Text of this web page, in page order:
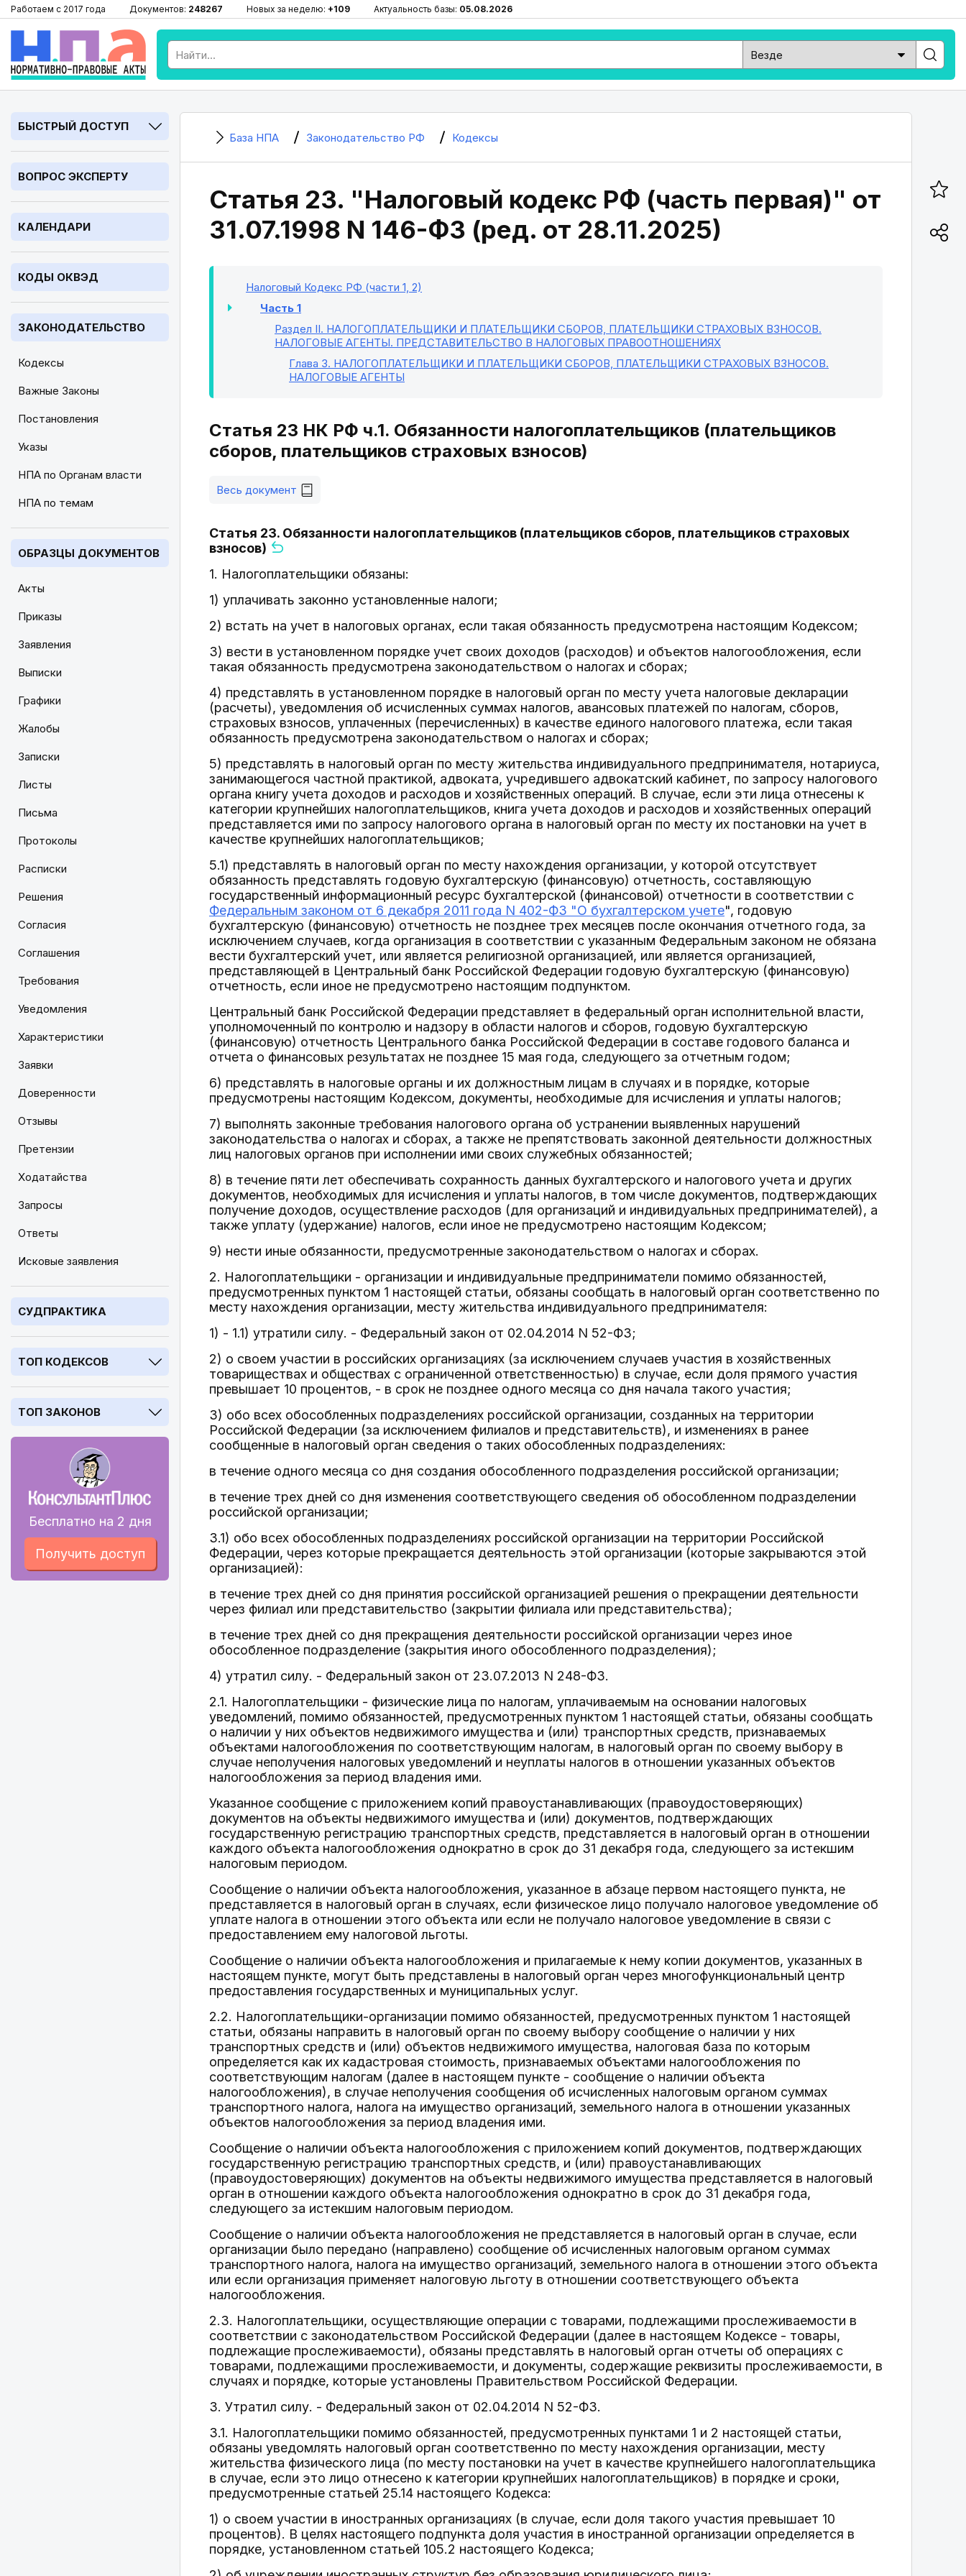
Работаем с 2017 года Документов: 248267 Новых за неделю: +109 Актуальность базы: 05.08.2026
БЫСТРЫЙ ДОСТУП
ВОПРОС ЭКСПЕРТУ
КАЛЕНДАРИ
КОДЫ ОКВЭД
ЗАКОНОДАТЕЛЬСТВО
Кодексы
Важные Законы
Постановления
Указы
НПА по Органам власти
НПА по темам
ОБРАЗЦЫ ДОКУМЕНТОВ
Акты
Приказы
Заявления
Выписки
Графики
Жалобы
Записки
Листы
Письма
Протоколы
Расписки
Решения
Согласия
Соглашения
Требования
Уведомления
Характеристики
Заявки
Доверенности
Отзывы
Претензии
Ходатайства
Запросы
Ответы
Исковые заявления
СУДПРАКТИКА
ТОП КОДЕКСОВ
ТОП ЗАКОНОВ
Бесплатно на 2 дня
Получить доступ
База НПА Законодательство РФ Кодексы
Статья 23. "Налоговый кодекс РФ (часть первая)" от
31.07.1998 N 146-ФЗ (ред. от 28.11.2025)
Налоговый Кодекс РФ (части 1, 2)
Часть 1
Раздел II. НАЛОГОПЛАТЕЛЬЩИКИ И ПЛАТЕЛЬЩИКИ СБОРОВ, ПЛАТЕЛЬЩИКИ СТРАХОВЫХ ВЗНОСОВ.
НАЛОГОВЫЕ АГЕНТЫ. ПРЕДСТАВИТЕЛЬСТВО В НАЛОГОВЫХ ПРАВООТНОШЕНИЯХ
Глава 3. НАЛОГОПЛАТЕЛЬЩИКИ И ПЛАТЕЛЬЩИКИ СБОРОВ, ПЛАТЕЛЬЩИКИ СТРАХОВЫХ ВЗНОСОВ.
НАЛОГОВЫЕ АГЕНТЫ
Статья 23 НК РФ ч.1. Обязанности налогоплательщиков (плательщиков
сборов, плательщиков страховых взносов)
Весь документ
Статья 23. Обязанности налогоплательщиков (плательщиков сборов, плательщиков страховых
взносов)
1. Налогоплательщики обязаны:
1) уплачивать законно установленные налоги;
2) встать на учет в налоговых органах, если такая обязанность предусмотрена настоящим Кодексом;
3) вести в установленном порядке учет своих доходов (расходов) и объектов налогообложения, если
такая обязанность предусмотрена законодательством о налогах и сборах;
4) представлять в установленном порядке в налоговый орган по месту учета налоговые декларации
(расчеты), уведомления об исчисленных суммах налогов, авансовых платежей по налогам, сборов,
страховых взносов, уплаченных (перечисленных) в качестве единого налогового платежа, если такая
обязанность предусмотрена законодательством о налогах и сборах;
5) представлять в налоговый орган по месту жительства индивидуального предпринимателя, нотариуса,
занимающегося частной практикой, адвоката, учредившего адвокатский кабинет, по запросу налогового
органа книгу учета доходов и расходов и хозяйственных операций. В случае, если эти лица отнесены к
категории крупнейших налогоплательщиков, книга учета доходов и расходов и хозяйственных операций
представляется ими по запросу налогового органа в налоговый орган по месту их постановки на учет в
качестве крупнейших налогоплательщиков;
5.1) представлять в налоговый орган по месту нахождения организации, у которой отсутствует
обязанность представлять годовую бухгалтерскую (финансовую) отчетность, составляющую
государственный информационный ресурс бухгалтерской (финансовой) отчетности в соответствии с
Федеральным законом от 6 декабря 2011 года N 402-ФЗ "О бухгалтерском учете", годовую
бухгалтерскую (финансовую) отчетность не позднее трех месяцев после окончания отчетного года, за
исключением случаев, когда организация в соответствии с указанным Федеральным законом не обязана
вести бухгалтерский учет, или является религиозной организацией, или является организацией,
представляющей в Центральный банк Российской Федерации годовую бухгалтерскую (финансовую)
отчетность, если иное не предусмотрено настоящим подпунктом.
Центральный банк Российской Федерации представляет в федеральный орган исполнительной власти,
уполномоченный по контролю и надзору в области налогов и сборов, годовую бухгалтерскую
(финансовую) отчетность Центрального банка Российской Федерации в составе годового баланса и
отчета о финансовых результатах не позднее 15 мая года, следующего за отчетным годом;
6) представлять в налоговые органы и их должностным лицам в случаях и в порядке, которые
предусмотрены настоящим Кодексом, документы, необходимые для исчисления и уплаты налогов;
7) выполнять законные требования налогового органа об устранении выявленных нарушений
законодательства о налогах и сборах, а также не препятствовать законной деятельности должностных
лиц налоговых органов при исполнении ими своих служебных обязанностей;
8) в течение пяти лет обеспечивать сохранность данных бухгалтерского и налогового учета и других
документов, необходимых для исчисления и уплаты налогов, в том числе документов, подтверждающих
получение доходов, осуществление расходов (для организаций и индивидуальных предпринимателей), а
также уплату (удержание) налогов, если иное не предусмотрено настоящим Кодексом;
9) нести иные обязанности, предусмотренные законодательством о налогах и сборах.
2. Налогоплательщики - организации и индивидуальные предприниматели помимо обязанностей,
предусмотренных пунктом 1 настоящей статьи, обязаны сообщать в налоговый орган соответственно по
месту нахождения организации, месту жительства индивидуального предпринимателя:
1) - 1.1) утратили силу. - Федеральный закон от 02.04.2014 N 52-ФЗ;
2) о своем участии в российских организациях (за исключением случаев участия в хозяйственных
товариществах и обществах с ограниченной ответственностью) в случае, если доля прямого участия
превышает 10 процентов, - в срок не позднее одного месяца со дня начала такого участия;
3) обо всех обособленных подразделениях российской организации, созданных на территории
Российской Федерации (за исключением филиалов и представительств), и изменениях в ранее
сообщенные в налоговый орган сведения о таких обособленных подразделениях:
в течение одного месяца со дня создания обособленного подразделения российской организации;
в течение трех дней со дня изменения соответствующего сведения об обособленном подразделении
российской организации;
3.1) обо всех обособленных подразделениях российской организации на территории Российской
Федерации, через которые прекращается деятельность этой организации (которые закрываются этой
организацией):
в течение трех дней со дня принятия российской организацией решения о прекращении деятельности
через филиал или представительство (закрытии филиала или представительства);
в течение трех дней со дня прекращения деятельности российской организации через иное
обособленное подразделение (закрытия иного обособленного подразделения);
4) утратил силу. - Федеральный закон от 23.07.2013 N 248-ФЗ.
2.1. Налогоплательщики - физические лица по налогам, уплачиваемым на основании налоговых
уведомлений, помимо обязанностей, предусмотренных пунктом 1 настоящей статьи, обязаны сообщать
о наличии у них объектов недвижимого имущества и (или) транспортных средств, признаваемых
объектами налогообложения по соответствующим налогам, в налоговый орган по своему выбору в
случае неполучения налоговых уведомлений и неуплаты налогов в отношении указанных объектов
налогообложения за период владения ими.
Указанное сообщение с приложением копий правоустанавливающих (правоудостоверяющих)
документов на объекты недвижимого имущества и (или) документов, подтверждающих
государственную регистрацию транспортных средств, представляется в налоговый орган в отношении
каждого объекта налогообложения однократно в срок до 31 декабря года, следующего за истекшим
налоговым периодом.
Сообщение о наличии объекта налогообложения, указанное в абзаце первом настоящего пункта, не
представляется в налоговый орган в случаях, если физическое лицо получало налоговое уведомление об
уплате налога в отношении этого объекта или если не получало налоговое уведомление в связи с
предоставлением ему налоговой льготы.
Сообщение о наличии объекта налогообложения и прилагаемые к нему копии документов, указанных в
настоящем пункте, могут быть представлены в налоговый орган через многофункциональный центр
предоставления государственных и муниципальных услуг.
2.2. Налогоплательщики-организации помимо обязанностей, предусмотренных пунктом 1 настоящей
статьи, обязаны направить в налоговый орган по своему выбору сообщение о наличии у них
транспортных средств и (или) объектов недвижимого имущества, налоговая база по которым
определяется как их кадастровая стоимость, признаваемых объектами налогообложения по
соответствующим налогам (далее в настоящем пункте - сообщение о наличии объекта
налогообложения), в случае неполучения сообщения об исчисленных налоговым органом суммах
транспортного налога, налога на имущество организаций, земельного налога в отношении указанных
объектов налогообложения за период владения ими.
Сообщение о наличии объекта налогообложения с приложением копий документов, подтверждающих
государственную регистрацию транспортных средств, и (или) правоустанавливающих
(правоудостоверяющих) документов на объекты недвижимого имущества представляется в налоговый
орган в отношении каждого объекта налогообложения однократно в срок до 31 декабря года,
следующего за истекшим налоговым периодом.
Сообщение о наличии объекта налогообложения не представляется в налоговый орган в случае, если
организации было передано (направлено) сообщение об исчисленных налоговым органом суммах
транспортного налога, налога на имущество организаций, земельного налога в отношении этого объекта
или если организация применяет налоговую льготу в отношении соответствующего объекта
налогообложения.
2.3. Налогоплательщики, осуществляющие операции с товарами, подлежащими прослеживаемости в
соответствии с законодательством Российской Федерации (далее в настоящем Кодексе - товары,
подлежащие прослеживаемости), обязаны представлять в налоговый орган отчеты об операциях с
товарами, подлежащими прослеживаемости, и документы, содержащие реквизиты прослеживаемости, в
случаях и порядке, которые установлены Правительством Российской Федерации.
3. Утратил силу. - Федеральный закон от 02.04.2014 N 52-ФЗ.
3.1. Налогоплательщики помимо обязанностей, предусмотренных пунктами 1 и 2 настоящей статьи,
обязаны уведомлять налоговый орган соответственно по месту нахождения организации, месту
жительства физического лица (по месту постановки на учет в качестве крупнейшего налогоплательщика
в случае, если это лицо отнесено к категории крупнейших налогоплательщиков) в порядке и сроки,
предусмотренные статьей 25.14 настоящего Кодекса:
1) о своем участии в иностранных организациях (в случае, если доля такого участия превышает 10
процентов). В целях настоящего подпункта доля участия в иностранной организации определяется в
порядке, установленном статьей 105.2 настоящего Кодекса;